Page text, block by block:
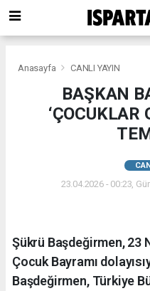
Anasayfa CANLI YAYIN
BAŞKAN
‘ÇOCUKLAR
23.04.2026 - 00:23,
Şükrü Başdeğirmen, 23
Çocuk Bayramı
Başdeğirmen, Türkiye